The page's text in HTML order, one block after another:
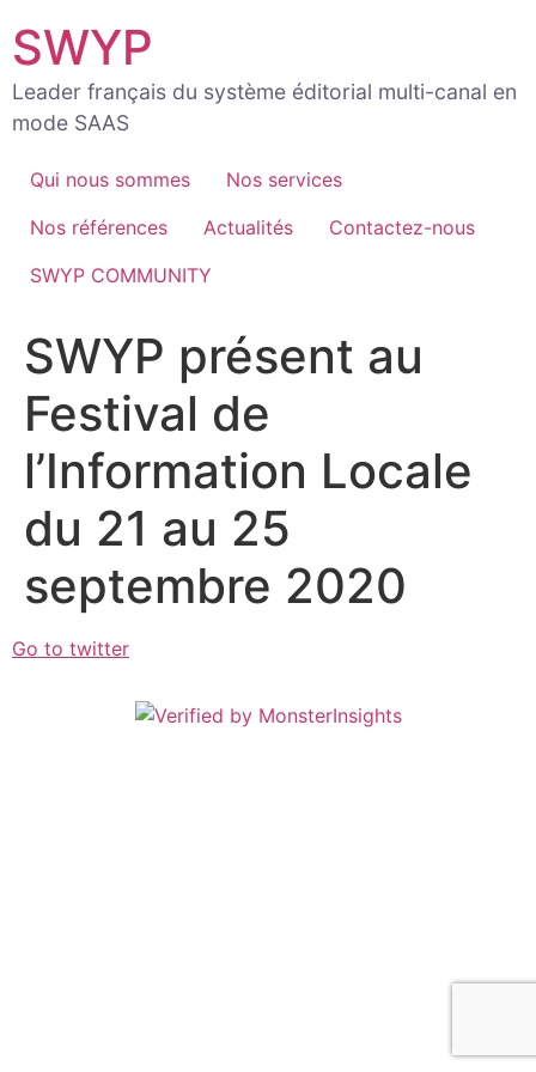
au
contenu
SWYP
Leader français du système éditorial multi-canal en
mode SAAS
Qui nous sommes
Nos services
Nos références
Actualités
Contactez-nous
SWYP COMMUNITY
SWYP présent au
Festival de
l’Information Locale
du 21 au 25
septembre 2020
Go to twitter